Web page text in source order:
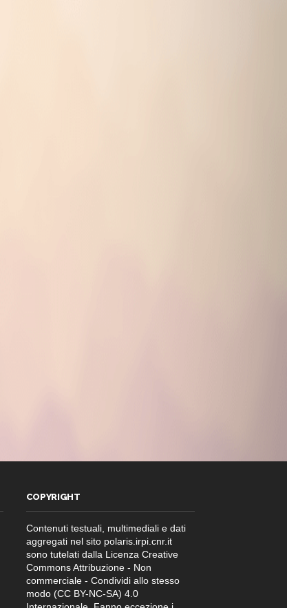
COPYRIGHT
Contenuti testuali, multimediali e dati
aggregati nel sito polaris.irpi.cnr.it
sono tutelati dalla Licenza Creative
Commons Attribuzione - Non
commerciale - Condividi allo stesso
modo (CC BY-NC-SA) 4.0